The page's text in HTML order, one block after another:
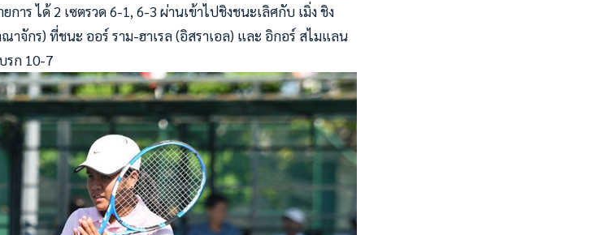
การ ได้ 2 เซตรวด 6-1, 6-3 ผ่านเข้าไปชิงชนะเลิศกับ เมิ่ง ชิง
จักร) ที่ชนะ ออร์ ราม-ฮาเรล (อิสราเอล) และ อิกอร์ สไมแลน
รก 10-7